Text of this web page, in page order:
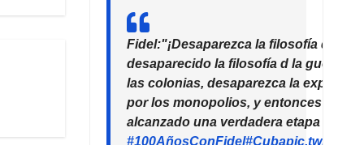
Fidel:"¡Desaparezca la filosofía del
desaparecido la filosofía d la guerra!
las colonias, desaparezca la
por los monopolios, y entonces la
alcanzado una verdadera etapa de
#100AñosConFidel#Cuba